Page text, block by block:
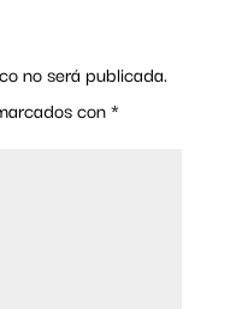
no será publicada.
con*